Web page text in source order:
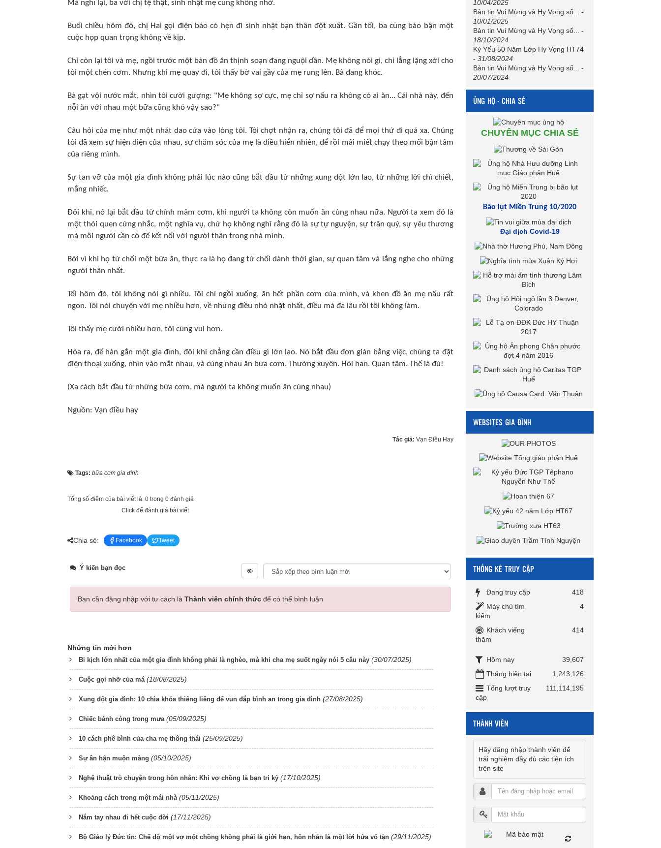
Mà nghĩ lại, ba với chị tệ thật, sinh nhật mẹ cũng không nhớ.
Buổi chiều hôm đó, chị Hai gọi điện báo có hẹn đi sinh nhật bạn thân đột xuất. Gần tối, ba cũng báo bận một
cuộc họp quan trọng không về kịp.
Chỉ còn lại tôi và mẹ, ngồi trước một bàn đồ ăn thịnh soạn đang nguội dần. Mẹ không nói gì, chỉ lẳng lặng xới cho
tôi một chén cơm. Nhưng khi mẹ quay đi, tôi thấy bờ vai gầy của mẹ rung lên. Bà đang khóc.
Bà gạt vội nước mắt, nhìn tôi cười gượng: "Mẹ không sợ cực, mẹ chỉ sợ nấu ra không có ai ăn... Cái nhà này, đến
nỗi ăn với nhau một bữa cũng khó vậy sao?"
Câu hỏi của mẹ như một nhát dao cứa vào lòng tôi. Tôi chợt nhận ra, chúng tôi đã để mọi thứ đi quá xa. Chúng
tôi đã xem sự hiện diện của nhau, sự chăm sóc của mẹ là điều hiển nhiên, để rồi mải miết chạy theo mối bận tâm
của riêng mình.
Sự tan vỡ của một gia đình không phải lúc nào cũng bắt đầu từ những xung đột lớn lao, từ những lời chì chiết,
mắng nhiếc.
Đôi khi, nó lại bắt đầu từ chính mâm cơm, khi người ta không còn muốn ăn cùng nhau nữa. Người ta xem đó là
một thói quen cứng nhắc, một nghĩa vụ, chứ họ không nghĩ rằng đó là sự tự nguyện, sự trân quý, sự yêu thương
mà mỗi người cần có để kết nối với người thân trong nhà mình.
Bởi vì khi họ từ chối một bữa ăn, thực ra là họ đang từ chối dành thời gian, sự quan tâm và lắng nghe cho những
người thân nhất.
Tối hôm đó, tôi không nói gì nhiều. Tôi chỉ ngồi xuống, ăn hết phần cơm của mình, và khen đồ ăn mẹ nấu rất
ngon. Tôi nói chuyện với mẹ nhiều hơn, về những điều nhỏ nhặt nhất, điều mà đã lâu rồi tôi không làm.
Tôi thấy mẹ cười nhiều hơn, tôi cũng vui hơn.
Hóa ra, để hàn gắn một gia đình, đôi khi chẳng cần điều gì lớn lao. Nó bắt đầu đơn giản bằng việc, chúng ta đặt
điện thoại xuống, nhìn vào mắt nhau, và cùng nhau ăn bữa cơm. Thường xuyên. Hỏi han. Quan tâm. Thế là đủ!
(Xa cách bắt đầu từ những bữa cơm, mà người ta không muốn ăn cùng nhau)
Nguồn: Vạn điều hay
Tác giả: Vạn Điều Hay
Tags: bữa cơm gia đình
Tổng số điểm của bài viết là: 0 trong 0 đánh giá
Click để đánh giá bài viết
Chia sẻ: Facebook Tweet
Ý kiến bạn đọc
Bạn cần đăng nhập với tư cách là Thành viên chính thức để có thể bình luận
Những tin mới hơn
Bi kịch lớn nhất của một gia đình không phải là nghèo, mà khi cha mẹ suốt ngày nói 5 câu này (30/07/2025)
Cuộc gọi nhỡ của má (18/08/2025)
Xung đột gia đình: 10 chìa khóa thiêng liêng để vun đắp bình an trong gia đình (27/08/2025)
Chiếc bánh còng trong mưa (05/09/2025)
10 cách phê bình của cha mẹ thông thái (25/09/2025)
Sự ân hận muộn màng (05/10/2025)
Nghệ thuật trò chuyện trong hôn nhân: Khi vợ chồng là bạn tri kỷ (17/10/2025)
Khoảng cách trong một mái nhà (05/11/2025)
Nắm tay nhau đi hết cuộc đời (17/11/2025)
Bộ Giáo lý Đức tin: Chế độ một vợ một chồng không phải là giới hạn, hôn nhân là một lời hứa vô tận (29/11/2025)
10/04/2025
Bản tin Vui Mừng và Hy Vọng số...
-
10/01/2025
Bản tin Vui Mừng và Hy Vọng số...
-
18/10/2024
Kỷ Yếu 50 Năm Lớp Hy Vọng HT74
- 31/08/2024
Bản tin Vui Mừng và Hy Vọng số...
-
20/07/2024
ỦNG HỘ - CHIA SẺ
CHUYÊN MỤC CHIA SẺ
Bão lụt Miền Trung 10/2020
Đại dịch Covid-19
WEBSITES GIA ĐÌNH
THỐNG KÊ TRUY CẬP
Đang truy cập
418
Máy chủ tìm
kiếm
4
Khách viếng
thăm
414
Hôm nay
39,607
Tháng hiện tại
1,243,126
Tổng lượt truy
cập
111,114,195
THÀNH VIÊN
Hãy đăng nhập thành viên để
trải nghiệm đầy đủ các tiện ích
trên site